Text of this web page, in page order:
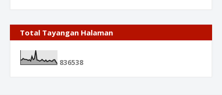
Total Tayangan Halaman
836538